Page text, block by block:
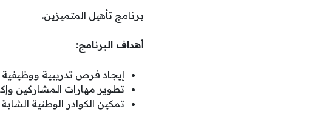
برنامج تأهيل المتميزين.
أهداف البرنامج:
إيجاد فرص تدريبية ووظيفية
تطوير مهارات المشاركين
تمكين الكوادر الوطنية